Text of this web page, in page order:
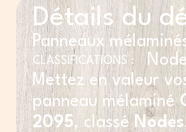
Détails du
Panneaux
CLASSIFICATIONS :
Mettez en valeur
panneau mélaminé
2095, classé Nodes